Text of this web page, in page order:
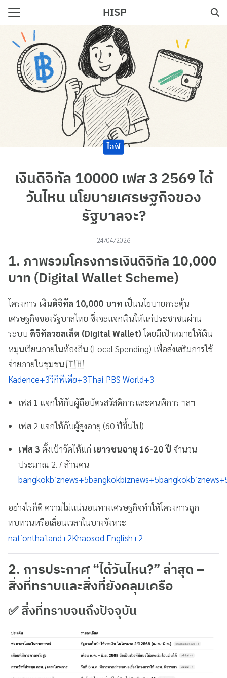
Skip
content
HISP
Search
for:
ไลฟ์
เงินดิจิทัล 10000 เฟส 3 2569 ได้
วันไหน นโยบายเศรษฐกิจของ
รัฐบาลจะ?
24/04/2026
1. ภาพรวมโครงการเงินดิจิทัล 10,000
บาท (Digital Wallet Scheme)
โครงการ เงินดิจิทัล 10,000 บาท เป็นนโยบายกระตุ้น
เศรษฐกิจของรัฐบาลไทย ซึ่งจะแจกเงินให้แก่ประชาชนผ่าน
ระบบ ดิจิทัลวอลเล็ต (Digital Wallet) โดยมีเป้าหมายให้เงิน
หมุนเวียนภายในท้องถิ่น (Local Spending) เพื่อส่งเสริมการใช้
จ่ายภายในชุมชน 🇹🇭
Kadence+3วิกิพีเดีย+3Thai PBS World+3
เฟส 1 แจกให้กับผู้ถือบัตรสวัสดิการและคนพิการ ฯลฯ
เฟส 2 แจกให้กับผู้สูงอายุ (60 ปีขึ้นไป)
เฟส 3 ตั้งเป้าจัดให้แก่ เยาวชนอายุ 16-20 ปี จำนวน
ประมาณ 2.7 ล้านคน
bangkokbiznews+5bangkokbiznews+5bangkokbiznews
อย่างไรก็ดี ความไม่แน่นอนทางเศรษฐกิจทำให้โครงการถูก
ทบทวนหรือเลื่อนเวลาในบางจังหวะ
nationthailand+2Khaosod English+2
2. การประกาศ “ได้วันไหน?” ล่าสุด –
สิ่งที่ทราบและสิ่งที่ยังคลุมเครือ
✅ สิ่งที่ทราบจนถึงปัจจุบัน